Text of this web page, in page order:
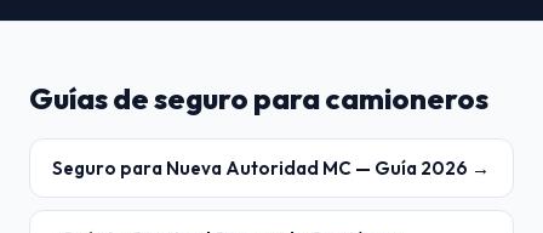
Guías de seguro para camioneros
Seguro para Nueva Autoridad MC — Guía 2026 →